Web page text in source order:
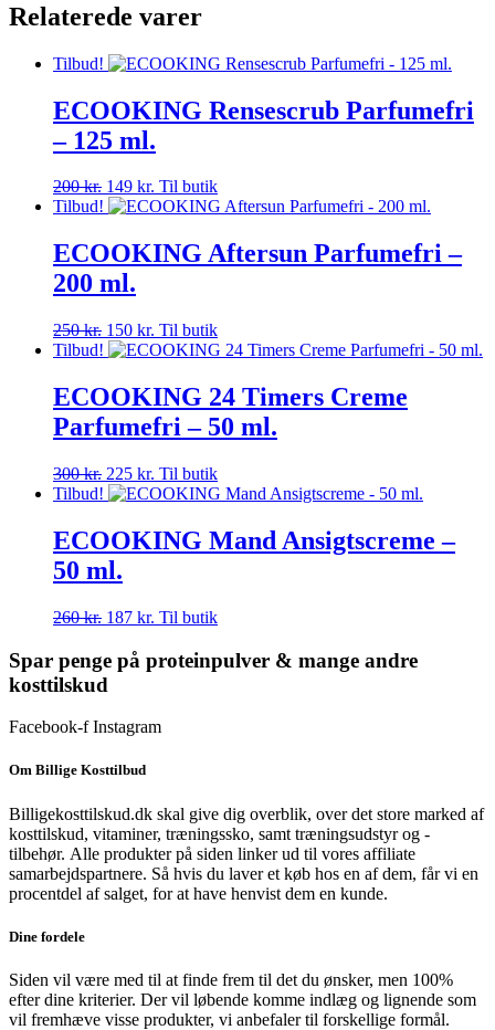
Relaterede varer
Tilbud!
ECOOKING Rensescrub Parfumefri
– 125 ml.
200kr. Den
oprindelige
var:
200 kr..
149 kr. Den
aktuelle
er:
149 kr..
Til butik
Tilbud!
ECOOKING Aftersun Parfumefri –
200 ml.
250kr. Den
oprindelige
var:
250 kr..
150 kr. Den
aktuelle
er:
150 kr..
Til butik
Tilbud!
ECOOKING 24 Timers Creme
Parfumefri – 50 ml.
300kr. Den
oprindelige
var:
300 kr..
225 kr. Den
aktuelle
er:
225 kr..
Til butik
Tilbud!
ECOOKING Mand Ansigtscreme –
50 ml.
260kr. Den
pris
var:
260 kr..
187 kr. Den
pris
Til butik
Spar penge på proteinpulver & mange andre
kosttilskud
Facebook-f Instagram
Om Billige Kosttilbud
Billigekosttilskud.dk skal give dig overblik, over det store marked af
kosttilskud, vitaminer, træningssko, samt træningsudstyr og -
tilbehør. Alle produkter på siden linker ud til vores affiliate
samarbejdspartnere. Så hvis du laver et køb hos en af dem, får vi en
procentdel af salget, for at have henvist dem en kunde.
Dine fordele
Siden vil være med til at finde frem til det du ønsker, men 100%
efter dine kriterier. Der vil løbende komme indlæg og lignende som
vil fremhæve visse produkter, vi anbefaler til forskellige formål.